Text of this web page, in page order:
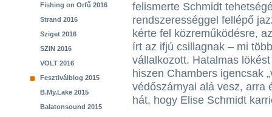
Fishing on Orfű 2016
Strand 2016
Sziget 2016
SZIN 2016
VOLT 2016
Fesztiválblog 2015
B.My.Lake 2015
Balatonsound 2015
felismerte Schmidt
rendszerességgel fellépő
kérte fel közreműködésre,
írt az ifjú csillagnak – mi
vállalkozott. Hatalmas
hiszen Chambers igencsak
védőszárnyai alá vesz, arra
hát, hogy Elise Schmidt